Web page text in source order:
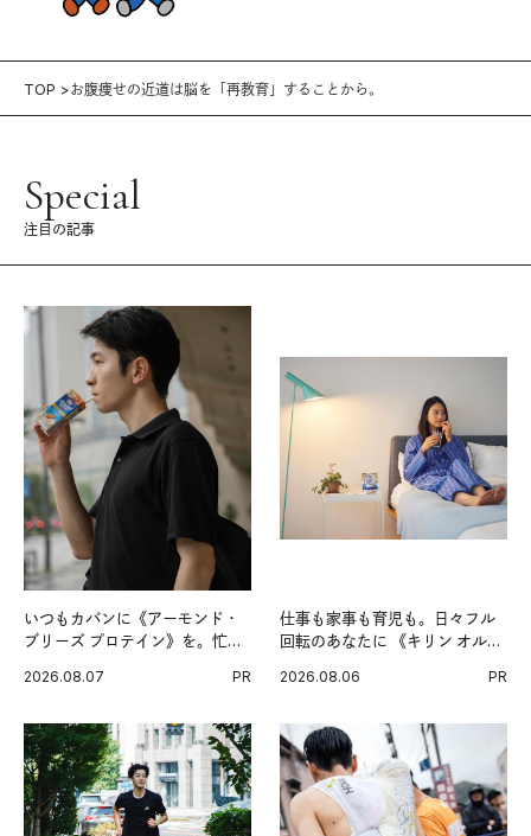
TOP お腹痩せの近道は脳を「再教育」することから。
Special
注目の記事
いつもカバンに《アーモンド・
ブリーズ プロテイン》を。忙し
グ習慣。
2026.08.07 PR
仕事も家事も育児も。日々フル
回転のあなたに 《キリン オルニ
2026.08.06 PR